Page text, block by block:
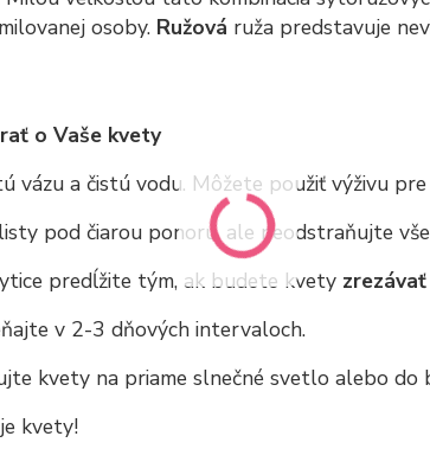
osoby. Ružová ruža predstavuje
o Vaše kvety
vázu a čistú vodu. Môžete použiť výživu
pod čiarou ponoru, ale neodstraňujte
predĺžite tým, ak budete kvety zrezávať
v 2-3 dňových intervaloch.
kvety na priame slnečné svetlo alebo
kvety!